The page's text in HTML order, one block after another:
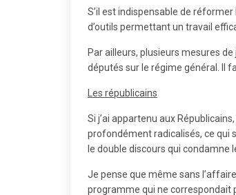
S’il est indispensable de
d’outils permettant un travail
Par ailleurs, plusieurs mesures
députés sur le régime général. Il
Les républicains
Si j’ai appartenu aux
profondément radicalisés, ce qui
le double discours qui condamne
Je pense que même sans
programme qui ne correspondait